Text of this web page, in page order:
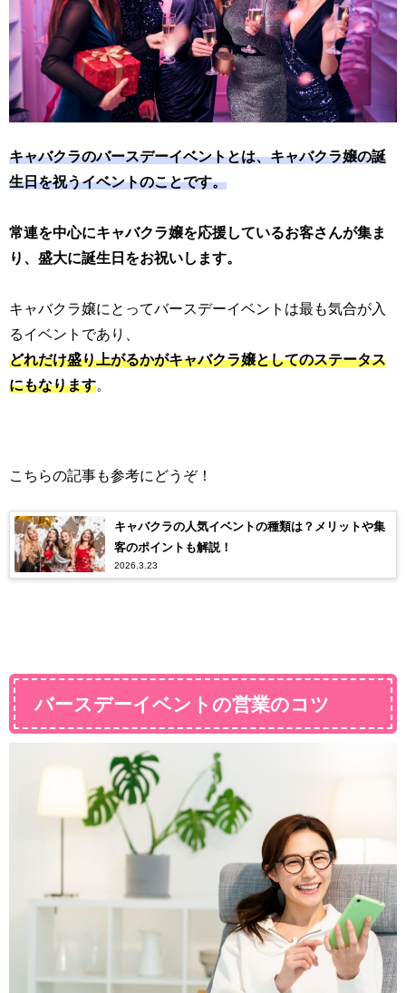
キャバクラのバースデーイベントとは、キャバクラ嬢の誕
生日を祝うイベントのことです。
常連を中心にキャバクラ嬢を応援しているお客さんが集ま
り、盛大に誕生日をお祝いします。
キャバクラ嬢にとってバースデーイベントは最も気合が入
るイベントであり、
どれだけ盛り上がるかがキャバクラ嬢としてのステータス
にもなります。
こちらの記事も参考にどうぞ！
キャバクラの人気イベントの種類は？メリットや集
客のポイントも解説！
2026.3.23
バースデーイベントの営業のコツ